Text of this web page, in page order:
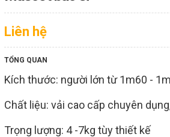
Liên hệ
TỔNG QUAN
Kích thước: người lớn từ 1m60 -
Chất liệu: vải cao cấp chuyên
Trọng lượng: 4 -7kg tùy thiết kế